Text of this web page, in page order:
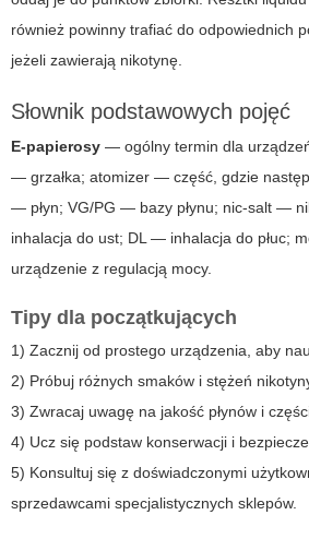
również powinny trafiać do odpowiednich
jeżeli zawierają nikotynę.
Słownik podstawowych pojęć
E-papierosy — ogólny termin dla
— grzałka; atomizer — część, gdzie
— płyn; VG/PG — bazy płynu; nic-salt —
inhalacja do ust; DL — inhalacja do płuc;
urządzenie z regulacją mocy.
Tipy dla początkujących
1) Zacznij od prostego urządzenia, aby
2) Próbuj różnych smaków i stężeń
3) Zwracaj uwagę na jakość płynów i
4) Ucz się podstaw konserwacji i
5) Konsultuj się z doświadczonymi
sprzedawcami specjalistycznych sklepów.